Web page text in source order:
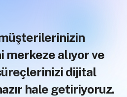
alıyor ve
dijital
hale getiriyoruz.